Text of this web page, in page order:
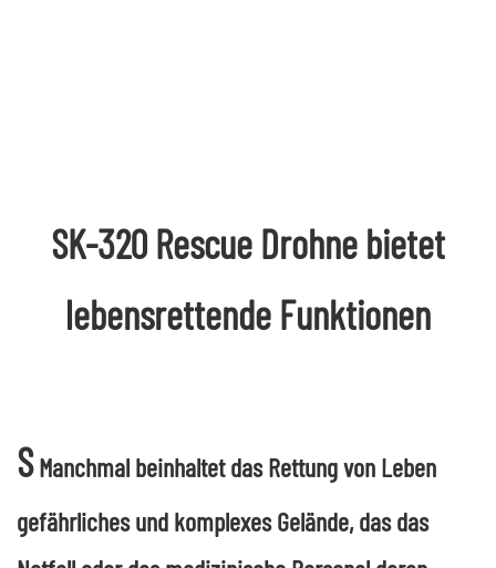
SK-320 Rescue Drohne bietet
lebensrettende Funktionen
SManchmal beinhaltet das Rettung von Leben
gefährliches und komplexes Gelände, das das